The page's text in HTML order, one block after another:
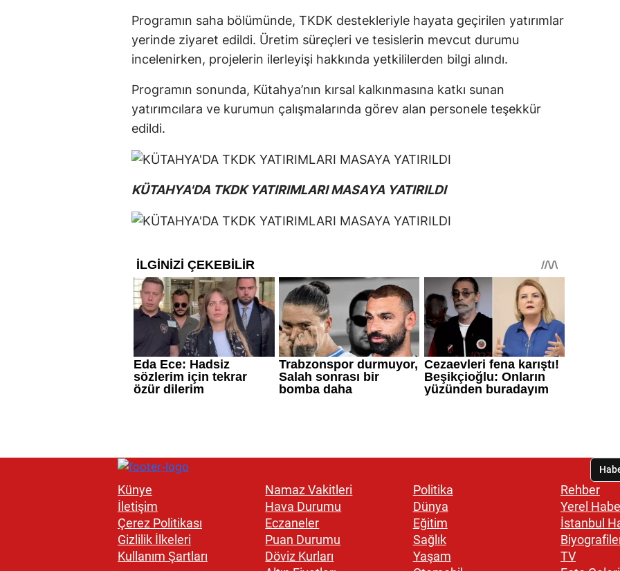
Programın saha bölümünde, TKDK destekleriyle hayata geçirilen yatırımlar
yerinde ziyaret edildi. Üretim süreçleri ve tesislerin mevcut durumu
incelenirken, projelerin ilerleyişi hakkında yetkililerden bilgi alındı.
Programın sonunda, Kütahya’nın kırsal kalkınmasına katkı sunan
yatırımcılara ve kurumun çalışmalarında görev alan personele teşekkür
edildi.
KÜTAHYA'DA TKDK YATIRIMLARI MASAYA YATIRILDI
Künye
İletişim
Çerez Politikası
Gizlilik İlkeleri
Kullanım Şartları
Namaz Vakitleri
Hava Durumu
Eczaneler
Puan Durumu
Döviz Kurları
Politika
Dünya
Eğitim
Sağlık
Yaşam
Rehber
Yerel
İstanbul
TV